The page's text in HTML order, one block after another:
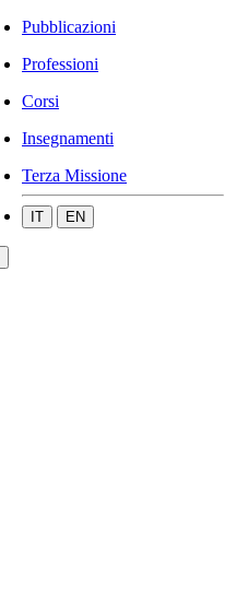
Pubblicazioni
Professioni
Corsi
Insegnamenti
Terza Missione
IT EN